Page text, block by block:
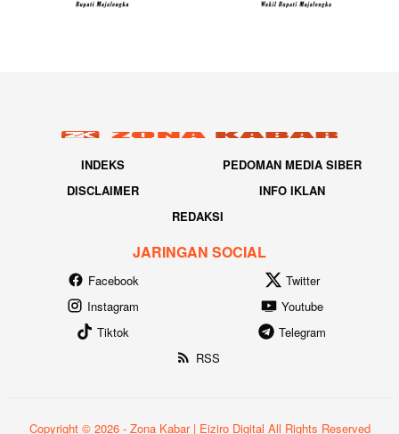
INDEKS
PEDOMAN MEDIA SIBER
DISCLAIMER
INFO IKLAN
REDAKSI
JARINGAN SOCIAL
Facebook
Twitter
Instagram
Youtube
Tiktok
Telegram
RSS
Copyright © 2026 - Zona Kabar | Eiziro Digital All Rights Reserved